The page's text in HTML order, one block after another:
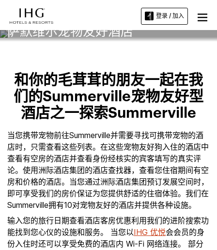
登录 / 加入
萨默维尔宠物友好酒店
和你的毛茸茸的朋友一起在我
们的Summerville宠物友好型
酒店之一探索Summerville
当您携带宠物前往Summerville并需要寻找可携带宠物的酒
店时，只需查看这些列表。在这些宠物友好狗入住的酒店中
查看有空房的酒店并查看身份经核实的宾客填写的真实评
论。使用洲际酒店集团的酒店查找器，查看您住宿期间有空
房和价格的酒店。当您通过洲际酒店集团预订发展空间时，
即可享受我们的房价保证为您提供舒适的住宿体验。我们在
Summerville拥有10对宠物友好的酒店并提供各种设施。
输入您的旅行日期查看酒店客房优惠利用我们的进阶搜索功
能找到您心仪的设施和服务。 当您以IHG 优悦会会员的身
份入住时还可以享受免费的酒店内 Wi-Fi 网络连接。 部分